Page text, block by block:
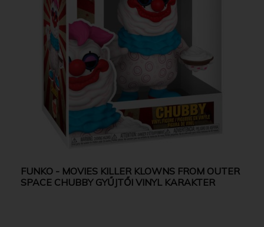
FUNKO - MOVIES KILLER KLOWNS FROM OUTER
SPACE CHUBBY GYŰJTŐI VINYL KARAKTER